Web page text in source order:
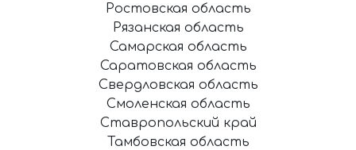
Ростовская область
Рязанская область
Самарская область
Саратовская область
Свердловская область
Смоленская область
Ставропольский край
Тамбовская область